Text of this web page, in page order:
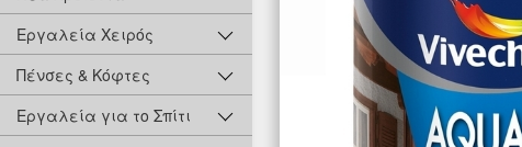
Εργαλεία Χειρός
Πένσες & Κόφτες
Εργαλεία για το Σπίτι